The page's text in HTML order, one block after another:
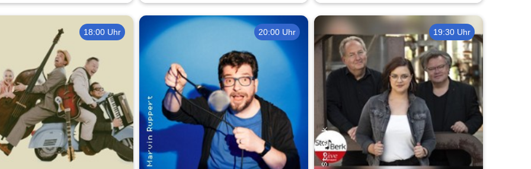
18:00 Uhr 20:00 Uhr 19:30 Uhr